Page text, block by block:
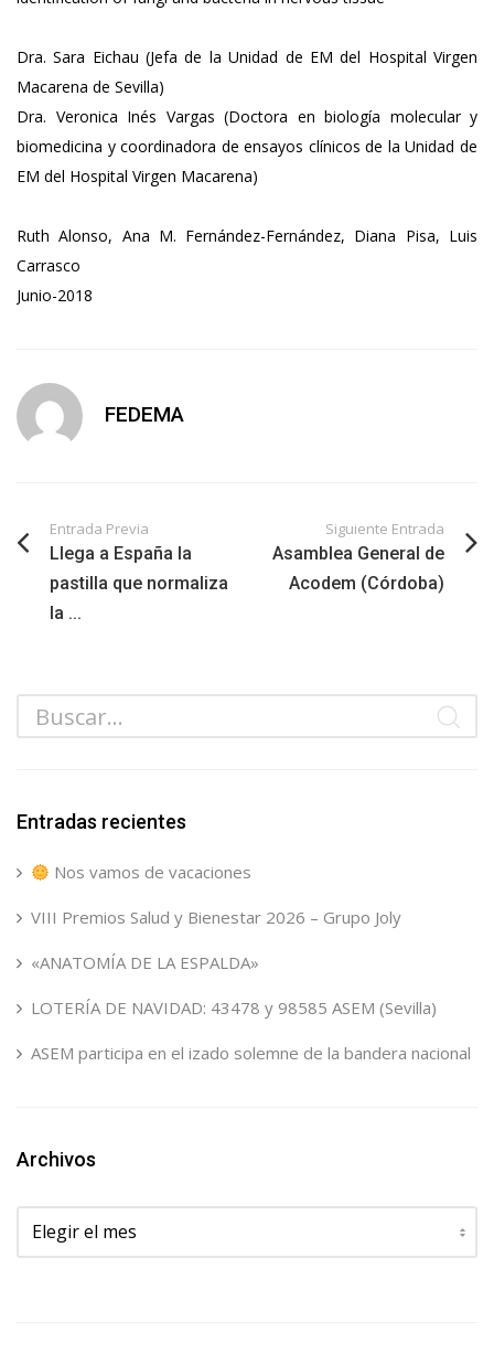
Dra. Sara Eichau (Jefa de la Unidad de EM del Hospital Virgen
Macarena de Sevilla)
Dra. Veronica Inés Vargas (Doctora en biología molecular y
biomedicina y coordinadora de ensayos clínicos de la Unidad de
EM del Hospital Virgen Macarena)
Ruth Alonso, Ana M. Fernández-Fernández, Diana Pisa, Luis
Carrasco
Junio-2018
FEDEMA
Entrada Previa
Llega a España la
pastilla que normaliza
la ...
Siguiente Entrada
Asamblea General de
Acodem (Córdoba)
Entradas recientes
Nos vamos de vacaciones
VIII Premios Salud y Bienestar 2026 – Grupo Joly
«ANATOMÍA DE LA ESPALDA»
LOTERÍA DE NAVIDAD: 43478 y 98585 ASEM (Sevilla)
ASEM participa en el izado solemne de la bandera nacional
Archivos
Archivos